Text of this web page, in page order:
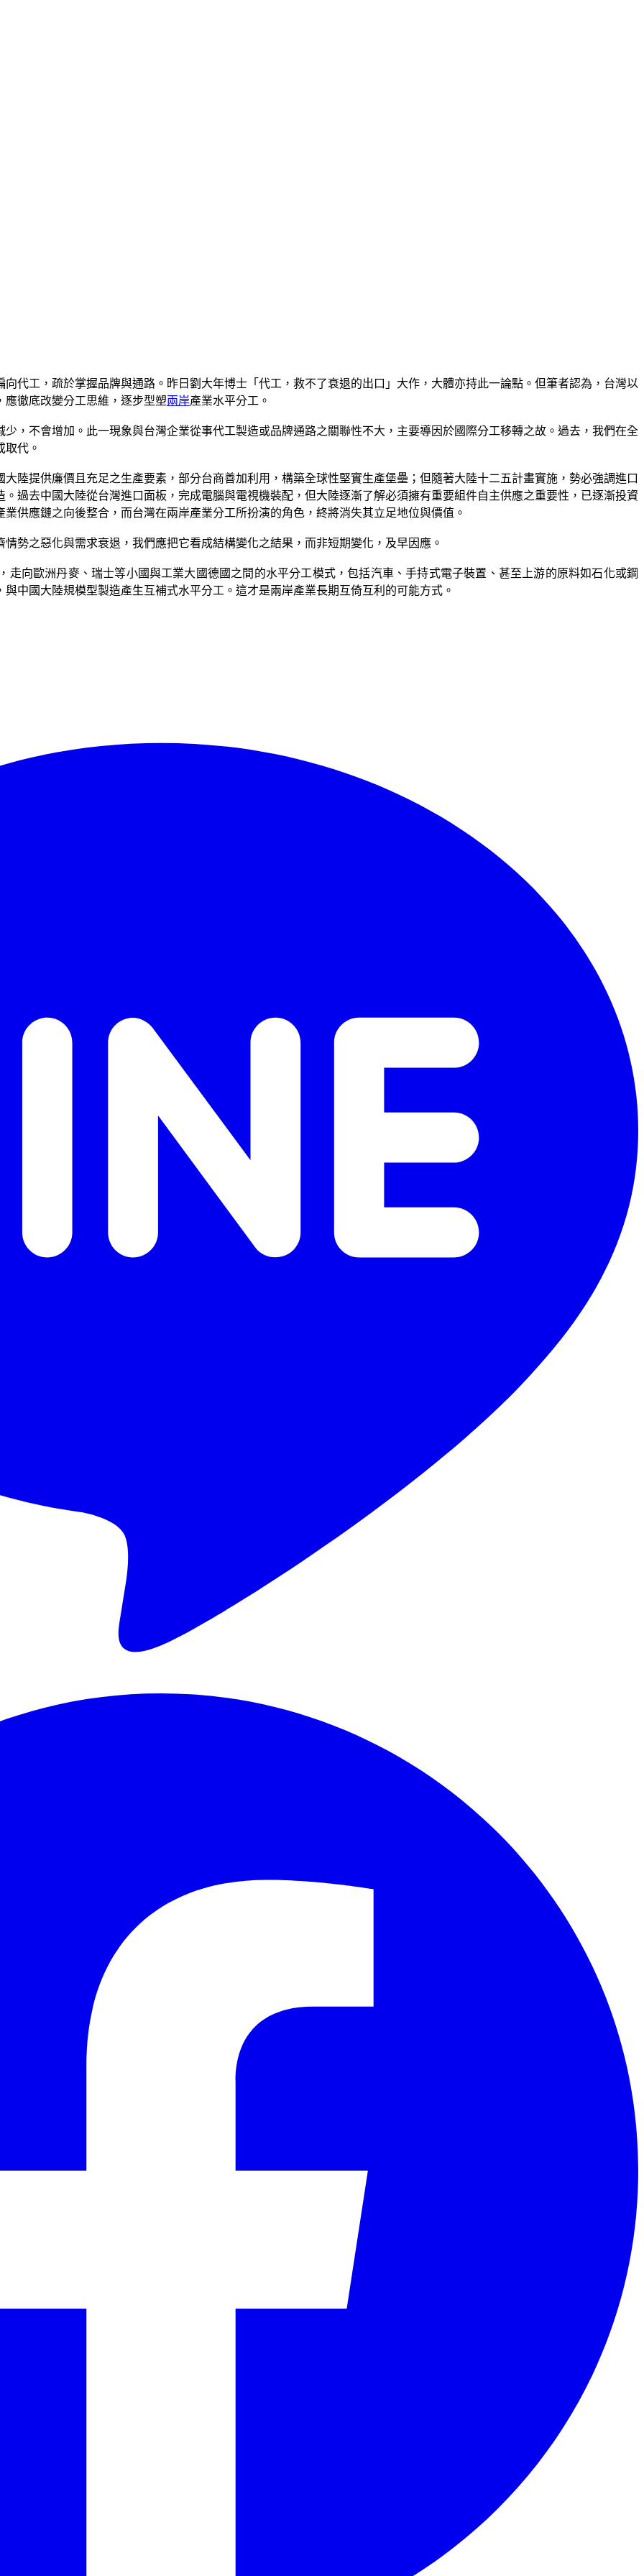
代工，疏於掌握品牌與通路。昨日劉大年博士「代工，救不了衰退的出口」大作，大體亦持此一論點。但筆者認為，台灣以
徹底改變分工思維，逐步型塑兩岸產業水平分工。
，不會增加。此一現象與台灣企業從事代工製造或品牌通路之關聯性不大，主要導因於國際分工移轉之故。過去，我們在全
代。
陸提供廉價且充足之生產要素，部分台商善加利用，構築全球性堅實生產堡壘；但隨著大陸十二五計畫實施，勢必強調進口
過去中國大陸從台灣進口面板，完成電腦與電視機裝配，但大陸逐漸了解必須擁有重要組件自主供應之重要性，已逐漸投資
供應鏈之向後整合，而台灣在兩岸產業分工所扮演的角色，終將消失其立足地位與價值。
勢之惡化與需求衰退，我們應把它看成結構變化之結果，而非短期變化，及早因應。
向歐洲丹麥、瑞士等小國與工業大國德國之間的水平分工模式，包括汽車、手持式電子裝置、甚至上游的原料如石化或鋼
中國大陸規模型製造產生互補式水平分工。這才是兩岸產業長期互倚互利的可能方式。